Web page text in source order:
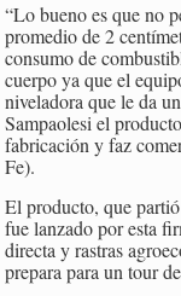
“Lo bueno es que no
promedio de 2
consumo de
cuerpo ya que el
niveladora que le da
Sampaolesi el
fabricación y faz
Fe).
El producto, que
fue lanzado por esta
directa y rastras
prepara para un tour